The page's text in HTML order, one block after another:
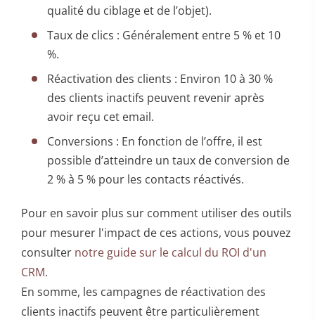
qualité du ciblage et de l’objet).
Taux de clics : Généralement entre 5 % et 10
%.
Réactivation des clients : Environ 10 à 30 %
des clients inactifs peuvent revenir après
avoir reçu cet email.
Conversions : En fonction de l’offre, il est
possible d’atteindre un taux de conversion de
2 % à 5 % pour les contacts réactivés.
Pour en savoir plus sur comment utiliser des outils
pour mesurer l'impact de ces actions, vous pouvez
consulter notre guide sur le calcul du ROI d'un
CRM.
En somme, les campagnes de réactivation des
clients inactifs peuvent être particulièrement